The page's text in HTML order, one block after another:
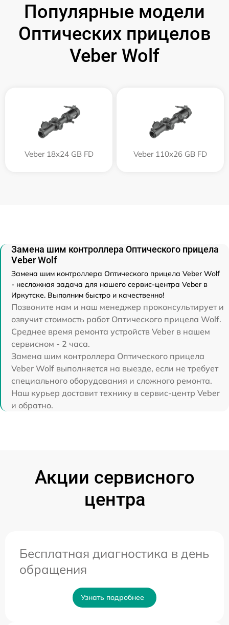
Популярные модели
Оптических прицелов
Veber Wolf
Veber 18x24 GB FD Veber 110х26 GB FD
Замена шим контроллера Оптического прицела
Veber Wolf
Замена шим контроллера Оптического прицела Veber Wolf
- несложная задача для нашего сервис-центра Veber в
Иркутске. Выполним быстро и качественно!
Позвоните нам и наш менеджер проконсультирует и
озвучит стоимость работ Оптического прицела Wolf.
Среднее время ремонта устройств Veber в нашем
сервисном - 2 часа.
Замена шим контроллера Оптического прицела
Veber Wolf выполняется на выезде, если не требует
специального оборудования и сложного ремонта.
Наш курьер доставит технику в сервис-центр Veber
и обратно.
Акции сервисного
центра
Бесплатная диагностика в день
обращения
Узнать подробнее